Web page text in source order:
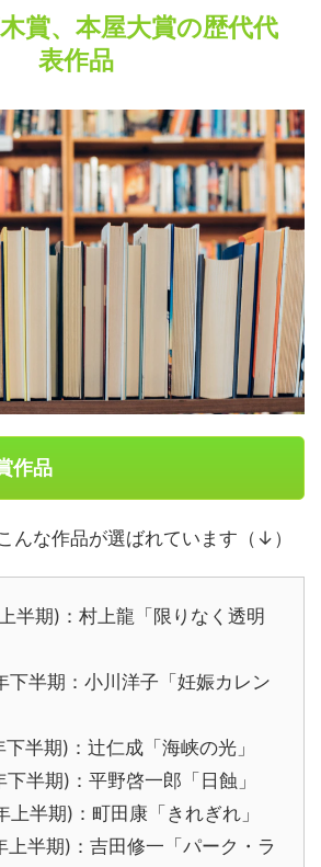
賞、本屋大賞の歴代代
表作品
作品
んな作品が選ばれています（↓）
半期)：村上龍「限りなく透明
半期：小川洋子「妊娠カレン
半期)：辻仁成「海峡の光」
半期)：平野啓一郎「日蝕」
半期)：町田康「きれぎれ」
半期)：吉田修一「パーク・ラ